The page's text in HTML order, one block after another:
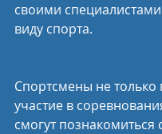
своими
виду спорта.
Спортсмены не только
участие в
смогут познакомиться